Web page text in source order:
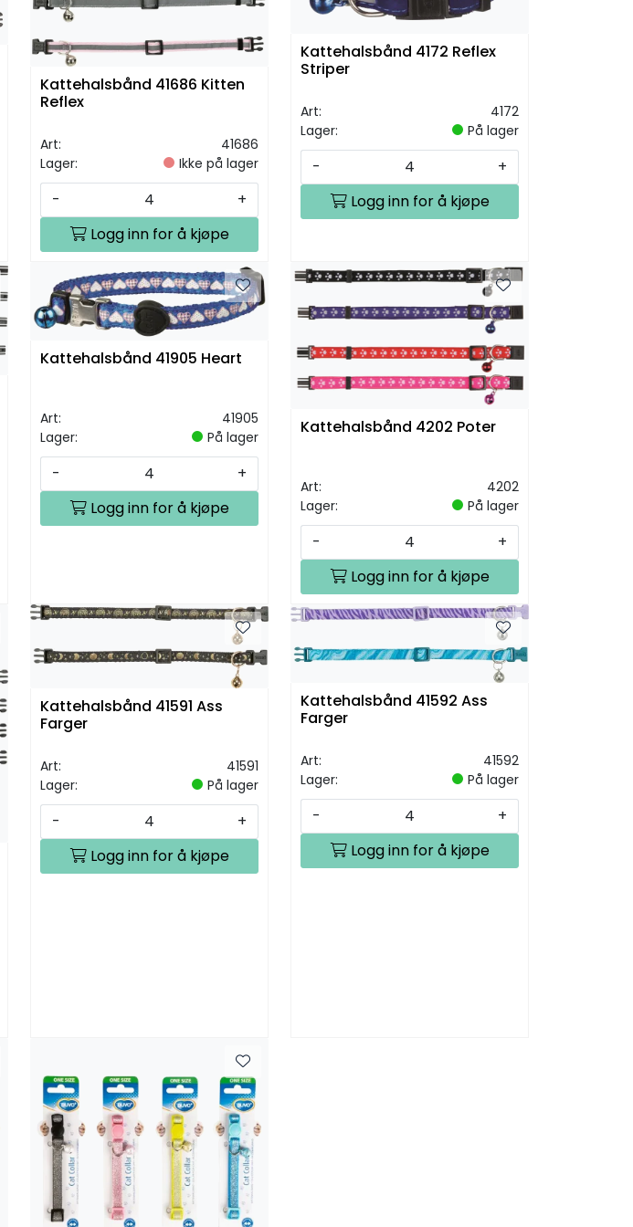
Kattehalsbånd 41686 Kitten
Reflex
Art:
41686
Lager:
Ikke på lager
-
+
Logg inn for å kjøpe
Kattehalsbånd 4172 Reflex
Striper
Art:
4172
Lager:
På lager
-
+
Logg inn for å kjøpe
Kattehalsbånd 41905 Heart
Art:
41905
Lager:
På lager
-
+
Logg inn for å kjøpe
Kattehalsbånd 4202 Poter
Art:
4202
Lager:
På lager
-
+
Logg inn for å kjøpe
Kattehalsbånd 41591 Ass
Farger
Art:
41591
Lager:
På lager
-
+
Logg inn for å kjøpe
Kattehalsbånd 41592 Ass
Farger
Art:
41592
Lager:
På lager
-
+
Logg inn for å kjøpe